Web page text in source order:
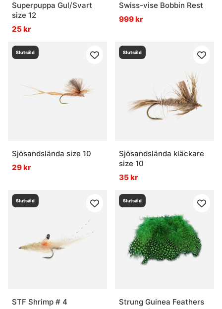
Superpuppa Gul/Svart
size 12
25 kr
Swiss-vise Bobbin Rest
999 kr
Slutsåld
Sjösandslända size 10
29 kr
Slutsåld
Sjösandslända kläckare
size 10
35 kr
Slutsåld
STF Shrimp # 4
Slutsåld
Strung Guinea Feathers